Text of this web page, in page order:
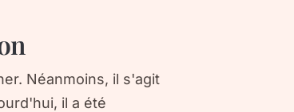
Néanmoins, il s'agit
il a été